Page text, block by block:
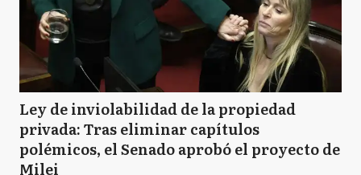
Ley de inviolabilidad de la propiedad
privada: Tras eliminar capítulos
polémicos, el Senado aprobó el proyecto de
Milei